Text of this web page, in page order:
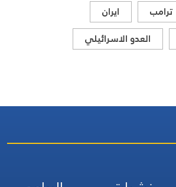
ترامب
ايران
العدو الاسرائيلي